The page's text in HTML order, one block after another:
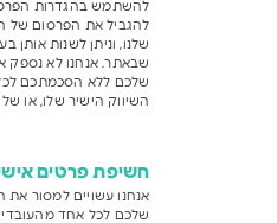
להשתמש בהגדרות
להגביל את הפרסום של
שלנו, וניתן לשנות אותן
שבאתר. אנחנו לא נספק
שלכם ללא הסכמתכם
השיווק הישיר שלו, או
חשיפת פרטים
אנחנו עשויים למסור את
שלכם לכל אחד